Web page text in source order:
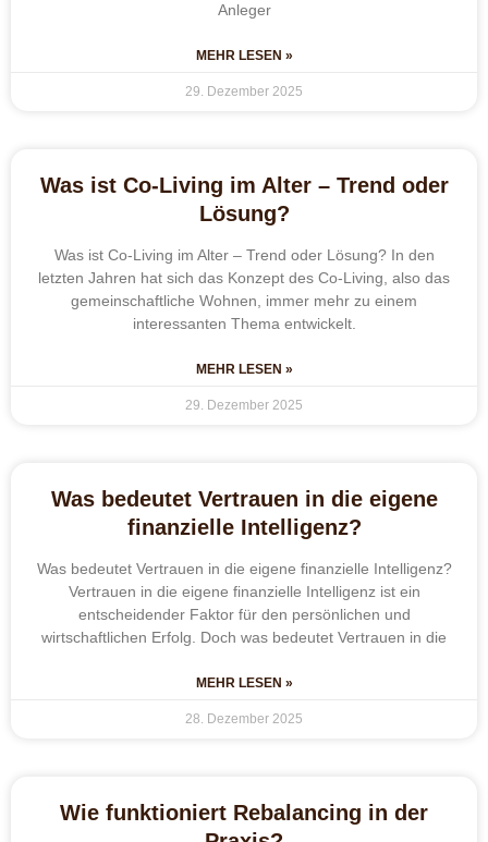
Anleger
MEHR LESEN »
29. Dezember 2025
Was ist Co-Living im Alter – Trend oder
Lösung?
Was ist Co-Living im Alter – Trend oder Lösung? In den
letzten Jahren hat sich das Konzept des Co-Living, also das
gemeinschaftliche Wohnen, immer mehr zu einem
interessanten Thema entwickelt.
MEHR LESEN »
29. Dezember 2025
Was bedeutet Vertrauen in die eigene
finanzielle Intelligenz?
Was bedeutet Vertrauen in die eigene finanzielle Intelligenz?
Vertrauen in die eigene finanzielle Intelligenz ist ein
entscheidender Faktor für den persönlichen und
wirtschaftlichen Erfolg. Doch was bedeutet Vertrauen in die
MEHR LESEN »
28. Dezember 2025
Wie funktioniert Rebalancing in der